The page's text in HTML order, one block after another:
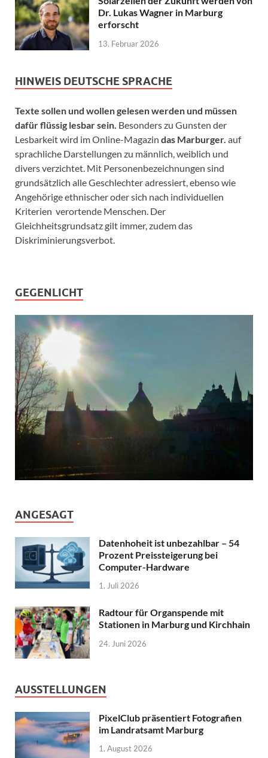
Dr. Lukas Wagner in Marburg
erforscht
13. Februar 2026
HINWEIS DEUTSCHE SPRACHE
Texte sollen und wollen gelesen werden und müssen
dafür flüssig lesbar sein. Besonders zu Gunsten der
Lesbarkeit wird im Online-Magazin das Marburger. auf
sprachliche Darstellungen zu männlich, weiblich und
divers verzichtet. Mit Personenbezeichnungen sind
grundsätzlich alle Geschlechter adressiert, ebenso wie
Angehörige ethnischer oder sich nach individuellen
Kriterien verortende Menschen. Der
Gleichheitsgrundsatz gilt immer, zudem das
Diskriminierungsverbot.
GEGENLICHT
ANGESAGT
Datenhoheit ist unbezahlbar – 54
Prozent Preissteigerung bei
Computer-Hardware
1. Juli 2026
Radtour für Organspende mit
Stationen in Marburg und Kirchhain
24. Juni 2026
AUSSTELLUNGEN
PixelClub präsentiert Fotografien
im Landratsamt Marburg
1. August 2026